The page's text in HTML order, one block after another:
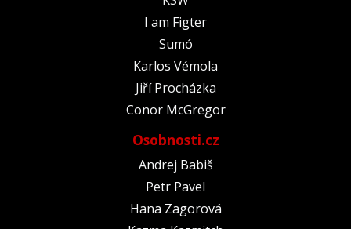
I am Figter
Sumó
Karlos Vémola
Jiří Procházka
Conor McGregor
Osobnosti.cz
Andrej Babiš
Petr Pavel
Hana Zagorová